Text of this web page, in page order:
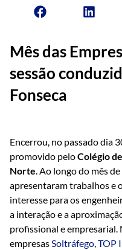
Mês das
sessão
Fonseca
Encerrou, no passado dia
promovido peloColégio
Norte. Ao longo do mês
apresentaram trabalhos e
interesse para os
a interação e a
profissional e empresarial.
empresasSoltráfego,TOP